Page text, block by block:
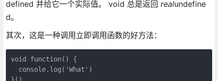
defined 并给它一个实际值。 void 总是返回 realundefine
d。
其次，这是一种调用立即调用函数的好方法：
void function() {
  console.log('What')
}()